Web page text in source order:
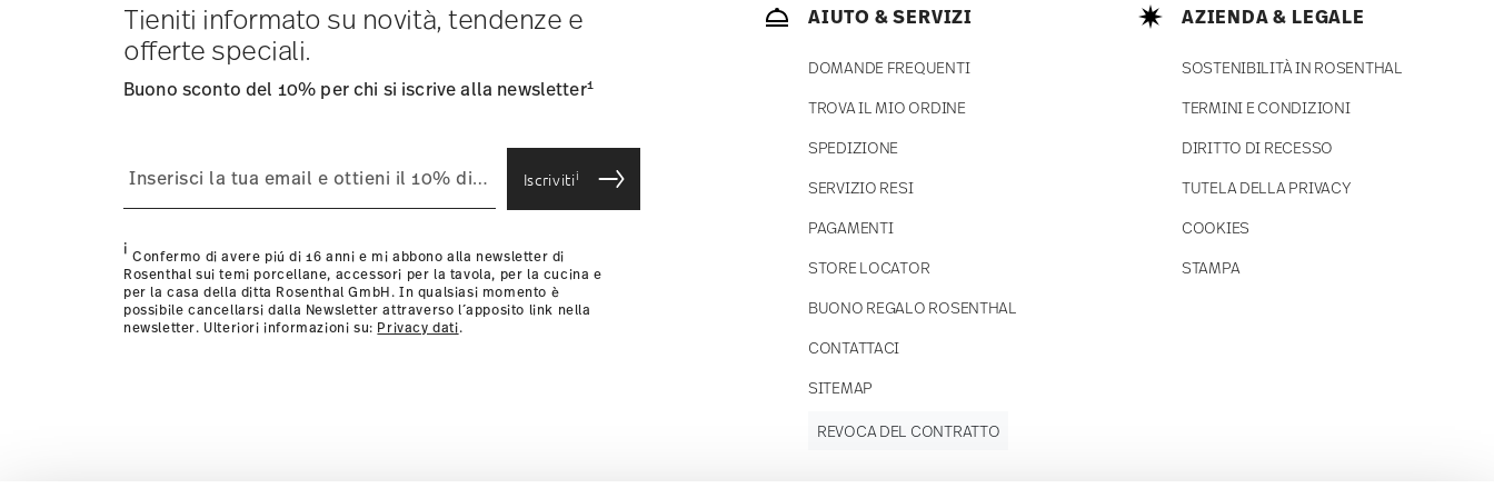
consegna per altri paesiqui.
Fornitore del servizio di spedizione: Spediamo con UPS (consegna standard) in Italia.
Tracciabilità Riceverete un codice di tracciamento via e-mail non appena il vostro pacco verrà spedito.
Resi:Per i resi, si prega di utilizzare il nostroservizio resi.
Tieniti informato su novità, tendenze e
offerte speciali.
Buono sconto del 10% per chi si iscrive alla newsletter1
Iscrivitii
i Confermo di avere piú di 16 anni e mi abbono alla newsletter di
Rosenthal sui temi porcellane, accessori per la tavola, per la cucina e
per la casa della ditta Rosenthal GmbH. In qualsiasi momento è
possibile cancellarsi dalla Newsletter attraverso l´apposito link nella
newsletter. Ulteriori informazioni su: Privacy dati.
AIUTO & SERVIZI
DOMANDE FREQUENTI
TROVA IL MIO ORDINE
SPEDIZIONE
SERVIZIO RESI
PAGAMENTI
STORE LOCATOR
BUONO REGALO ROSENTHAL
CONTATTACI
SITEMAP
AZIENDA & LEGALE
SOSTENIBILITÀ IN ROSENTHAL
TERMINI E CONDIZIONI
DIRITTO DI RECESSO
TUTELA DELLA PRIVACY
COOKIES
STAMPA
REVOCA DEL CONTRATTO